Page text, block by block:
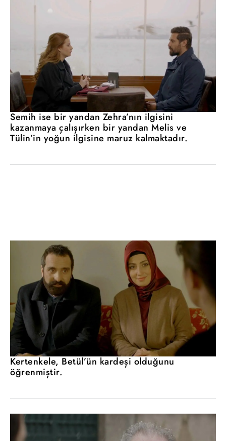
Semih ise bir yandan Zehra’nın ilgisini
kazanmaya çalışırken bir yandan Melis ve
Tülin’in yoğun ilgisine maruz kalmaktadır.
Kertenkele, Betül’ün kardeşi olduğunu
öğrenmiştir.